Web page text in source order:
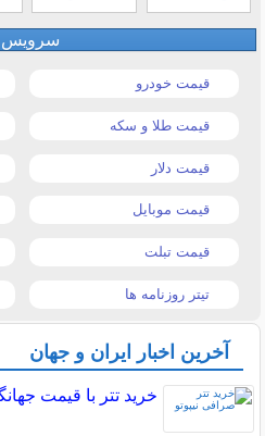
سرویس
قیمت خودرو
قیمت طلا و سکه
قیمت دلار
قیمت موبایل
قیمت تبلت
تیتر روزنامه ها
آخرین اخبار ایران و جهان
خرید تتر با قیمت